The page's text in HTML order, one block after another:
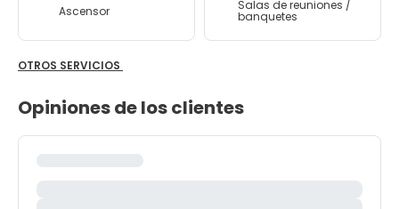
Ascensor Salas de reuniones /
banquetes
OTROS SERVICIOS
Opiniones de los clientes